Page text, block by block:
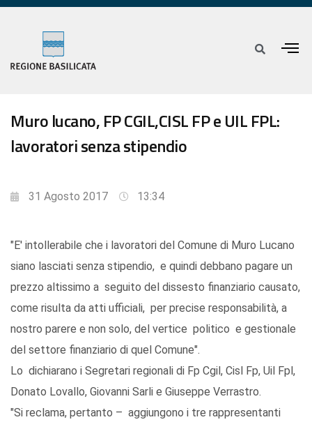
Muro lucano, FP CGIL,CISL FP e UIL FPL:
lavoratori senza stipendio
31 Agosto 2017 13:34
"E' intollerabile che i lavoratori del Comune di Muro Lucano
siano lasciati senza stipendio, e quindi debbano pagare un
prezzo altissimo a seguito del dissesto finanziario causato,
come risulta da atti ufficiali, per precise responsabilità, a
nostro parere e non solo, del vertice politico e gestionale
del settore finanziario di quel Comune".
Lo dichiarano i Segretari regionali di Fp Cgil, Cisl Fp, Uil Fpl,
Donato Lovallo, Giovanni Sarli e Giuseppe Verrastro.
"Si reclama, pertanto – aggiungono i tre rappresentanti